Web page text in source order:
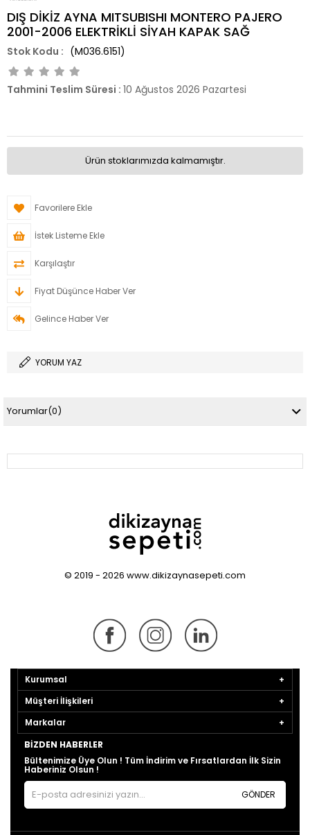
DIŞ DİKİZ AYNA MITSUBISHI MONTERO PAJERO
2001-2006 ELEKTRİKLİ SİYAH KAPAK SAĞ
(M036.6151)
Tahmini Teslim Süresi : 10 Ağustos 2026 Pazartesi
Ürün stoklarımızda kalmamıştır.
Favorilere Ekle
İstek Listeme Ekle
Karşılaştır
Fiyat Düşünce Haber Ver
Gelince Haber Ver
YORUM YAZ
Yorumlar(0)
© 2019 - 2026 www.dikizaynasepeti.com
Kurumsal
Müşteri İlişkileri
Markalar
BIZDEN HABERLER
Bültenimize Üye Olun ! Tüm İndirim ve Fırsatlardan İlk Sizin
Haberiniz Olsun !
GÖNDER